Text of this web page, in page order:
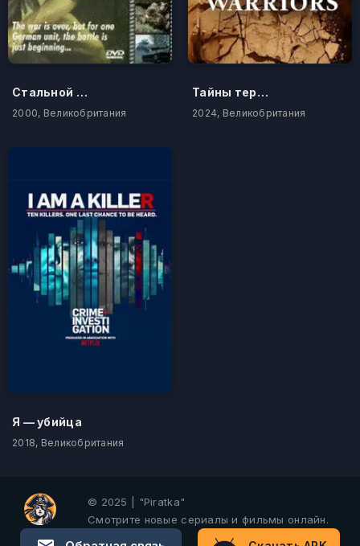
Стальной ураган
2000, Великобритания
Тайны терракотовых воинов
2024, Великобритания
Я — убийца
2018, Великобритания
© 2025 | "Piratka"
Смотрите новые сериалы и фильмы онлайн.